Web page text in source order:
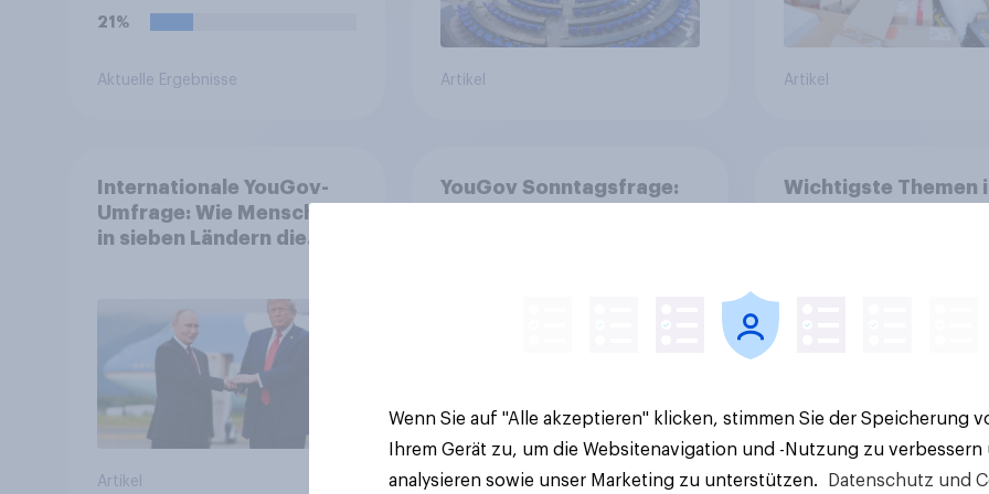
21%
Aktuelle Ergebnisse Artikel Artikel
Internationale YouGov-
Umfrage: Wie Menschen
in sieben Ländern die
Bedrohungen und
Bündnisse bewerten
Artikel
YouGov Sonntagsfrage:
Artikel
Wichtigste Themen
Tracker
Wenn Sie auf "Alle akzeptieren" klicken, stimmen Sie der Speicherung
Ihrem Gerät zu, um die Websitenavigation und -Nutzung zu verbessern
analysieren sowie unser Marketing zu unterstützen.
Datenschutz und